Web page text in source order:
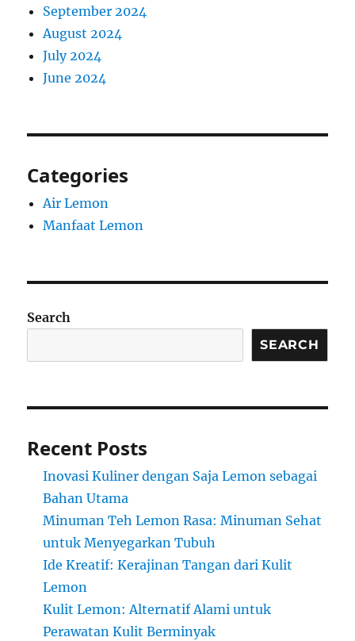
September 2024
August 2024
July 2024
June 2024
Categories
Air Lemon
Manfaat Lemon
Search
SEARCH
Recent Posts
Inovasi Kuliner dengan Saja Lemon sebagai
Bahan Utama
Minuman Teh Lemon Rasa: Minuman Sehat
untuk Menyegarkan Tubuh
Ide Kreatif: Kerajinan Tangan dari Kulit
Lemon
Kulit Lemon: Alternatif Alami untuk
Perawatan Kulit Berminyak